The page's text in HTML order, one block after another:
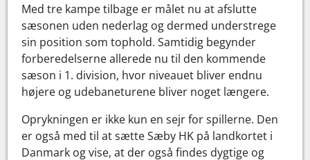
Med tre kampe tilbage er målet nu at afslutte
sæsonen uden nederlag og dermed understrege
sin position som tophold. Samtidig begynder
forberedelserne allerede nu til den kommende
sæson i 1. division, hvor niveauet bliver endnu
højere og udebaneturene bliver noget længere.
Oprykningen er ikke kun en sejr for spillerne. Den
er også med til at sætte Sæby HK på landkortet i
Danmark og vise, at der også findes dygtige og